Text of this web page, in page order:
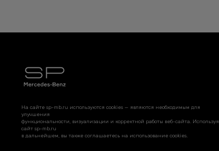
На сайте sp-mb.ru используются cookies — являются необходимым для
улучшения
функциональности, визуализации и корректной работы веб-сайта. Используя
сайт sp-mb.ru
в дальнейшем, вы также соглашаетесь на использование cookies.